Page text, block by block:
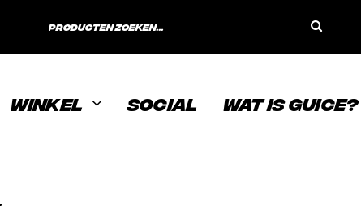
Search
WINKEL SOCIAL WAT IS GUICE?